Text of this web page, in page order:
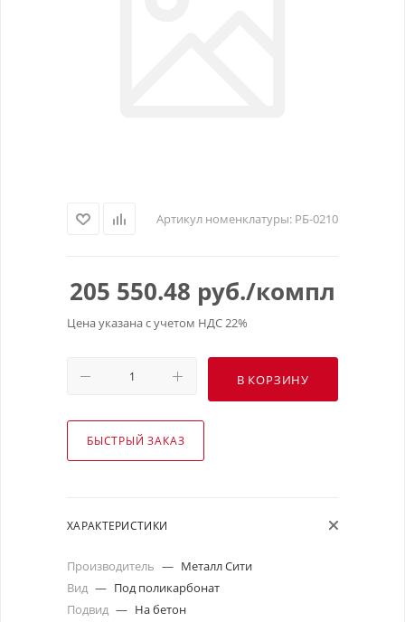
Артикул номенклатуры: РБ-0210
205 550.48 руб./компл
Цена указана с учетом НДС 22%
В КОРЗИНУ
БЫСТРЫЙ ЗАКАЗ
ХАРАКТЕРИСТИКИ
Производитель — Металл Сити
Вид — Под поликарбонат
Подвид — На бетон